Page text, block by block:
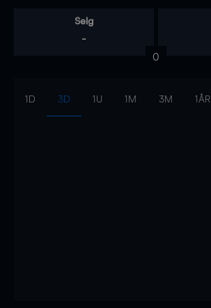
Selg
-
0
1D 3D 1U 1M 3M 1ÅR